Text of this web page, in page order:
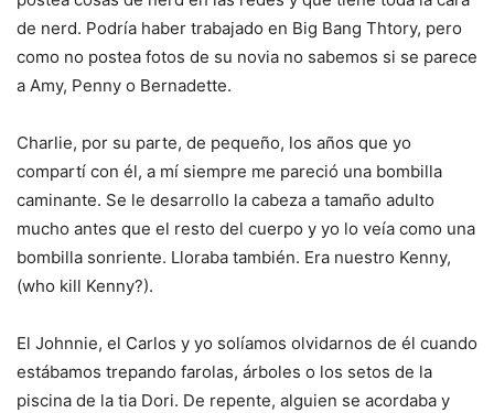
de nerd. Podría haber trabajado en Big Bang Thtory, pero
como no postea fotos de su novia no sabemos si se parece
a Amy, Penny o Bernadette.
Charlie, por su parte, de pequeño, los años que yo
compartí con él, a mí siempre me pareció una bombilla
caminante. Se le desarrollo la cabeza a tamaño adulto
mucho antes que el resto del cuerpo y yo lo veía como una
bombilla sonriente. Lloraba también. Era nuestro Kenny,
(who kill Kenny?).
El Johnnie, el Carlos y yo solíamos olvidarnos de él cuando
estábamos trepando farolas, árboles o los setos de la
piscina de la tia Dori. De repente, alguien se acordaba y